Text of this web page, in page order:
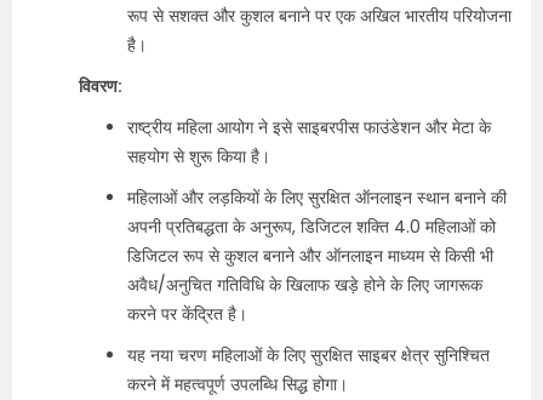
रूप से सशक्त और कुशल बनाने पर एक अखिल भारतीय परियोजना
है।
विवरण:
राष्ट्रीय महिला आयोग ने इसे साइबरपीस फाउंडेशन और मेटा के
सहयोग से शुरू किया है।
महिलाओं और लड़कियों के लिए सुरक्षित ऑनलाइन स्थान बनाने की
अपनी प्रतिबद्धता के अनुरूप, डिजिटल शक्ति 4.0 महिलाओं को
डिजिटल रूप से कुशल बनाने और ऑनलाइन माध्यम से किसी भी
अवैध/अनुचित गतिविधि के खिलाफ खड़े होने के लिए जागरूक
करने पर केंद्रित है।
यह नया चरण महिलाओं के लिए सुरक्षित साइबर क्षेत्र सुनिश्चित
करने में महत्वपूर्ण उपलब्धि सिद्ध होगा।